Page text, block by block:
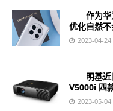
作为华
优化自然
2023-04-24
明基近
V5000i 四
2023-05-04